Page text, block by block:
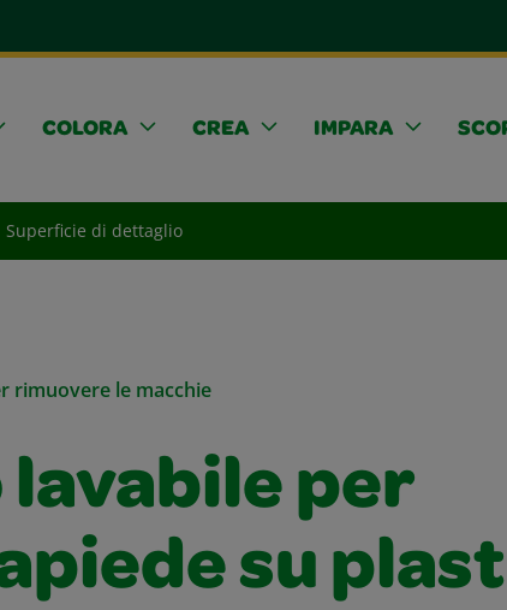
COLORA CREA IMPARA
Superficie di dettaglio
rimuovere le macchie
lavabile per
su